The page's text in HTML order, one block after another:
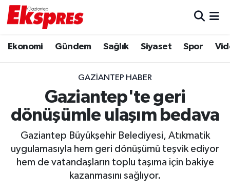
Ekonomi Gündem Sağlık Siyaset Spor
GAZIANTEP HABER
Gaziantep'te geri
dönüşümle ulaşım bedava
Gaziantep Büyükşehir Belediyesi, Atıkmatik
uygulamasıyla hem geri dönüşümü teşvik ediyor
hem de vatandaşların toplu taşıma için bakiye
kazanmasını sağlıyor.
Ekonomi
Gaziantep son dakika
Genel
Gündem
Trafik Durumu
Puan Durumu ve Fikstür
Tüm Manşetler
Son Dakika Haberleri
Haber Arşivi